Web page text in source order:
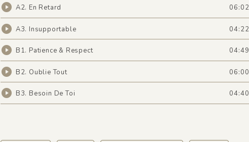
A2. En Retard 06:02
A3. Insupportable 04:22
B1. Patience & Respect 04:49
B2. Oublie Tout 06:00
B3. Besoin De Toi 04:40